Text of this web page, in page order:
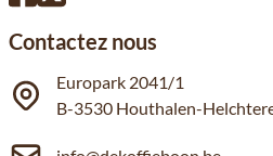
Contactez nous
Europark 2041/1
B-3530 Houthalen-